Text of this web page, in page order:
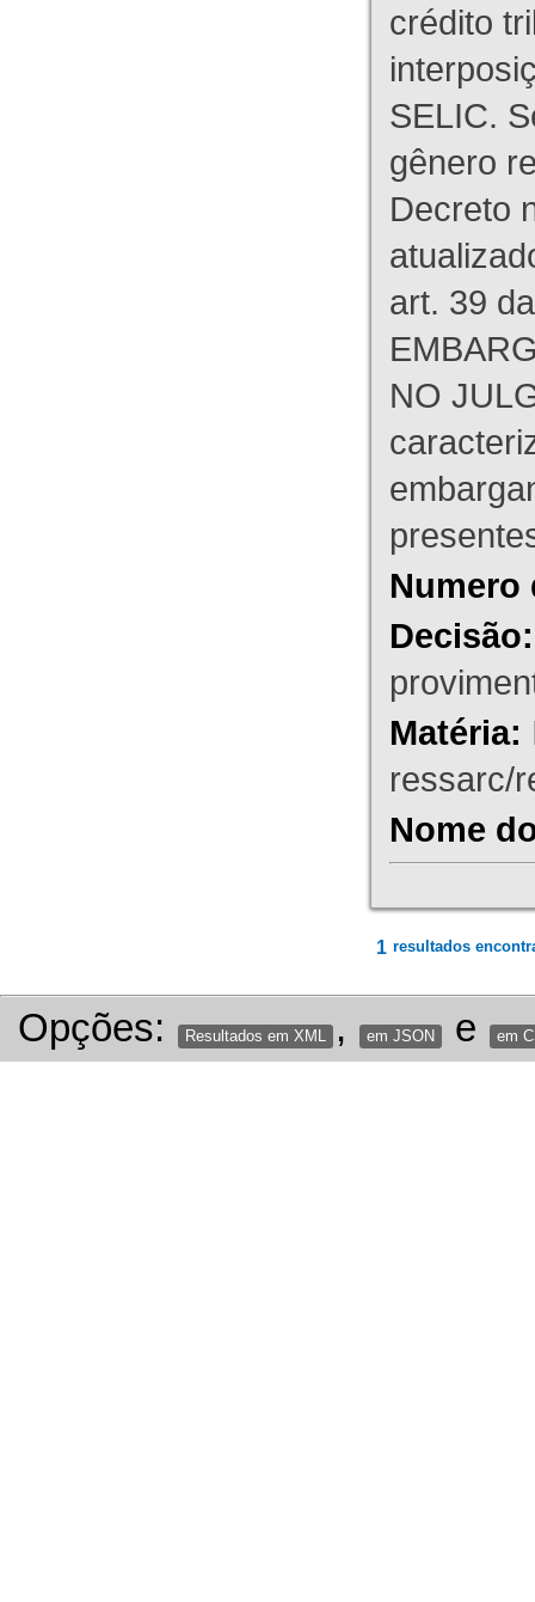
crédito
SELIC.
gênero
Decreto
art. 39
NO
Numero
Decisão:
Matéria:
ressarc/
Nome
1 resultados
Opções: Resultados em XML , em JSON e em